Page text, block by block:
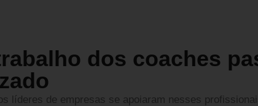
dos coaches
líderes de empresas se apoiaram nesses